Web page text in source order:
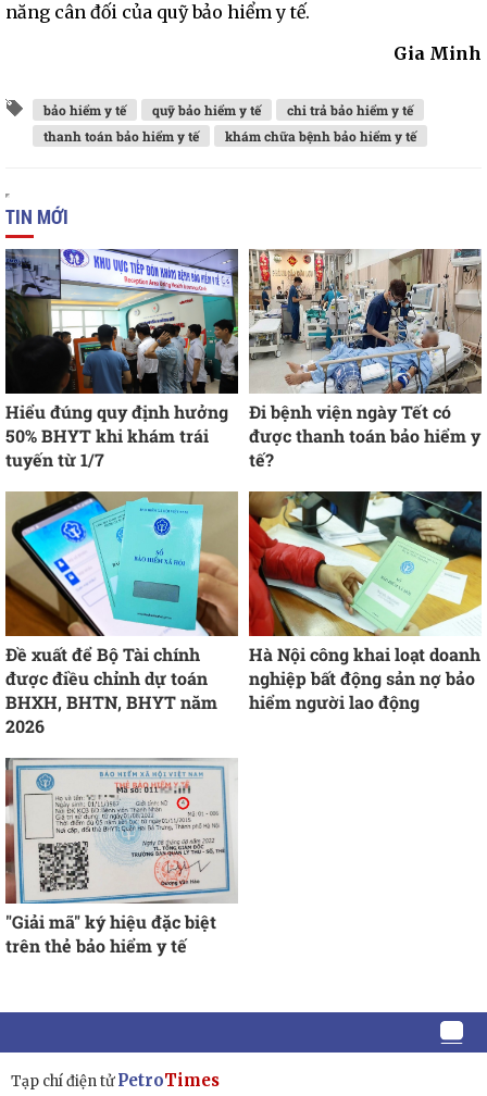
năng cân đối của quỹ bảo hiểm y tế.
Gia Minh
bảo hiểm y tế quỹ bảo hiểm y tế
chi trả bảo hiểm y tế
thanh toán bảo hiểm y tế
khám chữa bệnh bảo hiểm y tế
TIN MỚI
Hiểu đúng quy định hưởng
50% BHYT khi khám trái
tuyến từ 1/7
Đi bệnh viện ngày Tết có
được thanh toán bảo hiểm y
tế?
Đề xuất để Bộ Tài chính
được điều chỉnh dự toán
BHXH, BHTN, BHYT năm
2026
Hà Nội công khai loạt doanh
nghiệp bất động sản nợ bảo
hiểm người lao động
"Giải mã" ký hiệu đặc biệt
trên thẻ bảo hiểm y tế
Tạp chí điện tửPetroTimes